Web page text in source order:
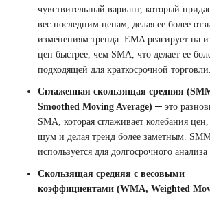
чувствительный вариант, который
вес последним ценам, делая ее более
изменениям тренда. EMA реагирует на
цен быстрее, чем SMA, что делает ее
подходящей для краткосрочной торговли.
Сглаженная скользящая средняя
Smoothed Moving Average) ─ это
SMA, которая сглаживает колебания
шум и делая тренд более заметным.
используется для долгосрочного анализа
Скользящая средняя с весовыми
коэффициентами (WMA, Weighted